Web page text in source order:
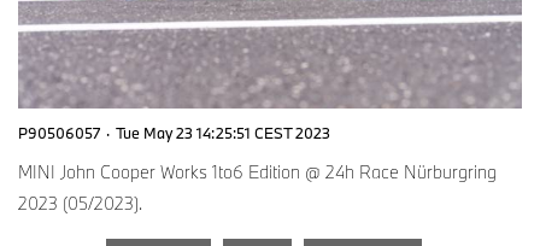
P90506057 · Tue May 23 14:25:51 CEST 2023
MINI John Cooper Works 1to6 Edition @ 24h Race Nürburgring
2023 (05/2023).